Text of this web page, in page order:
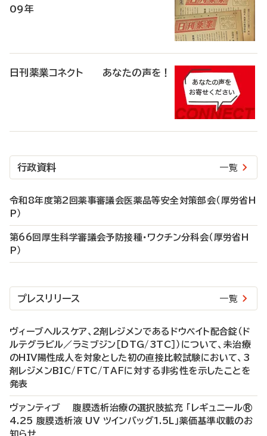
09年
日刊薬業コネクト あなたの声を！
行政資料 一覧
令和8年度第2回薬事審議会医薬品等安全対策部会（厚労省H
P）
第66回厚生科学審議会予防接種・ワクチン分科会（厚労省H
P）
プレスリリース 一覧
ヴィーブヘルスケア、2剤レジメンであるドウベイト配合錠（ド
ルテグラビル／ラミブジン［DTG/3TC］）について、未治療
のHIV陽性成人を対象とした初の直接比較試験において、3
剤レジメンBIC/FTC/TAFに対する非劣性を示したことを
発表
ヴァンティブ 腹膜透析治療の選択肢拡充 「レギュニール®
4.25 腹膜透析液 UV ツインバッグ1.5L」薬価基準収載のお
知らせ